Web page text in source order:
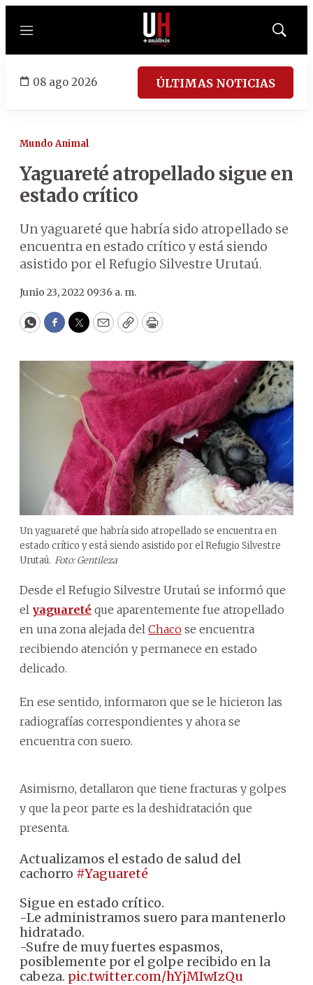
Menú
Mostrar
08 ago 2026 ÚLTIMAS NOTICIAS
Mundo Animal
Yaguareté atropellado sigue en
estado crítico
Un yaguareté que habría sido atropellado se
encuentra en estado crítico y está siendo
asistido por el Refugio Silvestre Urutaú.
Junio 23, 2022 09:36 a. m.
WhatsApp
Facebook
Twitter
EmailCopyPrint
Un yaguareté que habría sido atropellado se encuentra en
estado crítico y está siendo asistido por el Refugio Silvestre
Urutaú. Foto: Gentileza
Desde el Refugio Silvestre Urutaú se informó que
el yaguareté que aparentemente fue atropellado
en una zona alejada del Chaco se encuentra
recibiendo atención y permanece en estado
delicado.
En ese sentido, informaron que se le hicieron las
radiografías correspondientes y ahora se
encuentra con suero.
Asimismo, detallaron que tiene fracturas y golpes
y que la peor parte es la deshidratación que
presenta.
Actualizamos el estado de salud del
cachorro #Yaguareté
Sigue en estado crítico.
-Le administramos suero para mantenerlo
hidratado.
-Sufre de muy fuertes espasmos,
posiblemente por el golpe recibido en la
cabeza. pic.twitter.com/hYjMIwIzQu